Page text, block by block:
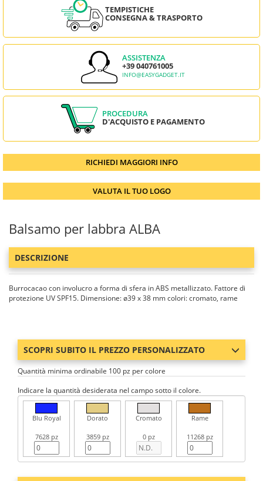
TEMPISTICHE
CONSEGNA & TRASPORTO
ASSISTENZA
+39 040761005
INFO@EASYGADGET.IT
PROCEDURA
D'ACQUISTO E PAGAMENTO
RICHIEDI MAGGIORI INFO
VALUTA IL TUO LOGO
Balsamo per labbra ALBA
DESCRIZIONE
Burrocacao con involucro a forma di sfera in ABS metallizzato. Fattore di
protezione UV SPF15. Dimensione: ø39 x 38 mm colori: cromato, rame
SCOPRI SUBITO IL PREZZO PERSONALIZZATO
Quantità minima ordinabile 100 pz per colore
Indicare la quantità desiderata nel campo sotto il colore.
Blu Royal
7628 pz
Dorato
3859 pz
Cromato
0 pz
Rame
11268 pz